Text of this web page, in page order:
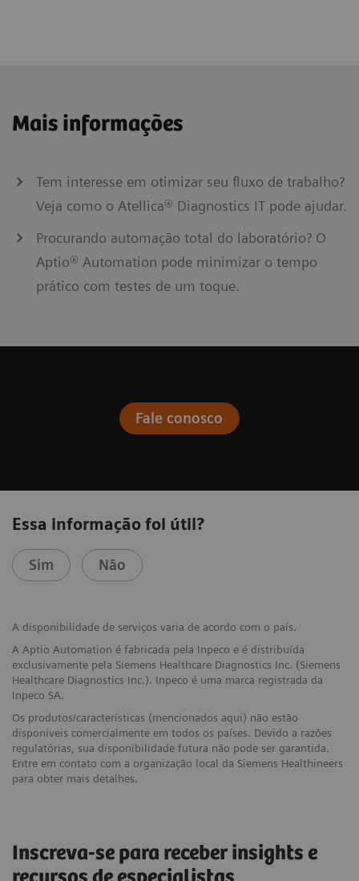
Mais informações
Tem interesse em otimizar seu fluxo de trabalho?
Veja como o Atellica® Diagnostics IT pode ajudar.
Procurando automação total do laboratório? O
Aptio® Automation pode minimizar o tempo
prático com testes de um toque.
Fale conosco
Essa informação foi útil?
Sim Não
A disponibilidade de serviços varia de acordo com o país.
A Aptio Automation é fabricada pela Inpeco e é distribuída
exclusivamente pela Siemens Healthcare Diagnostics Inc. (Siemens
Healthcare Diagnostics Inc.). Inpeco é uma marca registrada da
Inpeco SA.
Os produtos/características (mencionados aqui) não estão
disponíveis comercialmente em todos os países. Devido a razões
regulatórias, sua disponibilidade futura não pode ser garantida.
Entre em contato com a organização local da Siemens Healthineers
para obter mais detalhes.
Inscreva-se para receber insights e